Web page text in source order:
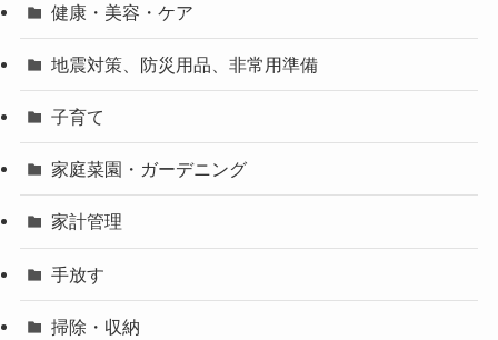
健康・美容・ケア
地震対策、防災用品、非常用準備
子育て
家庭菜園・ガーデニング
家計管理
手放す
掃除・収納